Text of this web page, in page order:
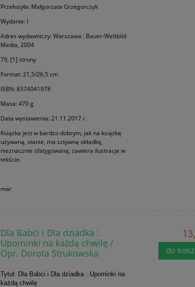
Przełożyła: Małgorzata Grzegorczyk
Wydanie: I
Adres wydawniczy: Warszawa : Bauer-Weltbild
Media, 2004
79, [1] strony
Format: 21,5/26,5 cm
ISBN: 8374041978
Masa: 470 g
Data wystawienia: 21.11.2017 r.
Książka jest w bardzo dobrym, jak na książkę
używaną, stanie, ma sztywną okładkę,
nieznacznie sfatygowaną, zawiera ilustracje w
tekście.
mar
Dla Babci i Dla dziadka :
Upominki na każdą chwilę /
Opr. Dorota Strukowska
Tytuł: Dla Babci i Dla dziadka : Upominki na
każdą chwilę
do